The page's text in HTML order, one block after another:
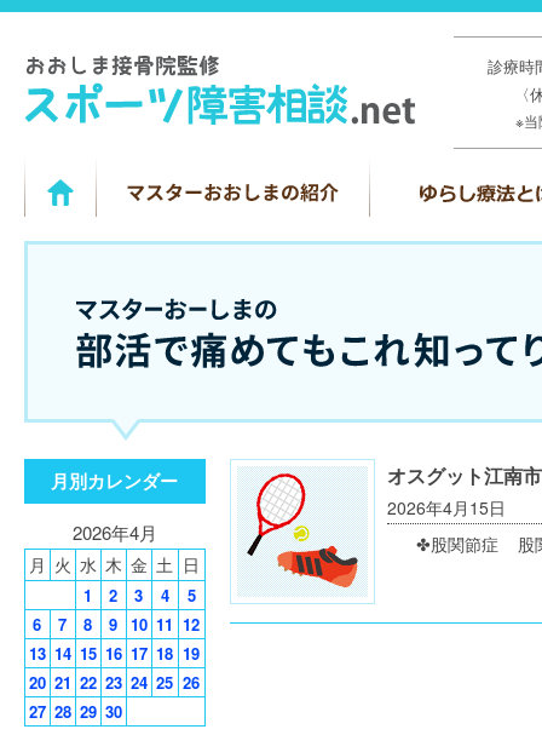
診療
※
オスグット江南市
2026年4月15日
✤股関節症 股関
月別カレンダー
2026年4月
月 火 水 木 金 土 日
1 2 3 4
5
6
7 8 9 10 11 12
13 14 15 16 17 18 19
20 21 22 23 24 25 26
27 28 29 30